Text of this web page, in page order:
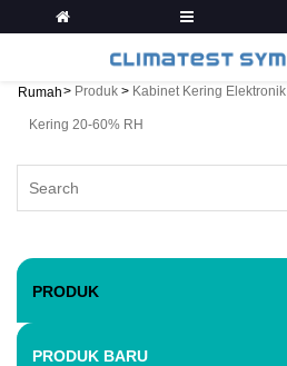
Rumah> Produk > Kabinet Kering Elektronik
Kering 20-60% RH
PRODUK
PRODUK BARU